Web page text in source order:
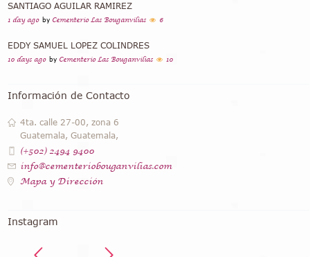
SANTIAGO AGUILAR RAMIREZ
1 day ago by Cementerio Las Bouganvilias 6
EDDY SAMUEL LOPEZ COLINDRES
10 days ago by Cementerio Las Bouganvilias 10
Información de Contacto
4ta. calle 27-00, zona 6
Guatemala, Guatemala,
(+502) 2494 9400
info@cementeriobouganvilias.com
Mapa y Dirección
Instagram